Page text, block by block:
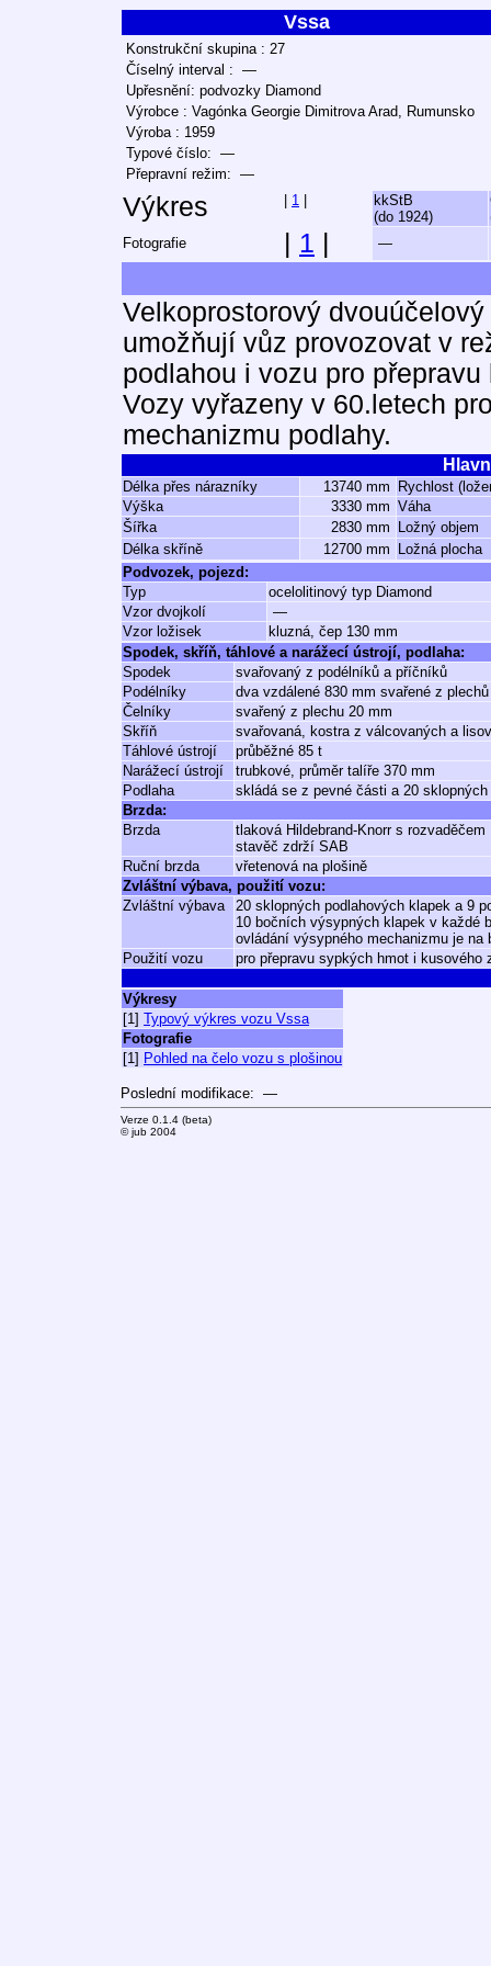
Vssa
Konstrukční skupina : 27
Číselný interval : —
Upřesnění: podvozky Diamond
Výrobce : Vagónka Georgie Dimitrova Arad, Rumunsko
Výroba : 1959
Typové číslo: —
Přepravní režim: —
Výkres 1
kkStB
(do 1924)
Fotografie
1 —
Velkoprostorový
umožňují vůz provozovat v
podlahou i vozu pro
Vozy vyřazeny v 60.letech
mechanizmu podlahy.
Délka přes nárazníky 13740 mm
Rychlost
Výška
3330 mm Váha
Šířka
2830 mm
Ložný objem
Délka skříně
12700 mm
Ložná plocha
Podvozek, pojezd:
Typ
ocelolitinový typ Diamond
Vzor dvojkolí
—
Vzor ložisek
kluzná, čep 130 mm
Spodek, skříň, táhlové a narážecí ústrojí, podlaha:
Spodek
svařovaný z podélníků a příčníků
Podélníky
dva vzdálené 830 mm svařené z
Čelníky
svařený z plechu 20 mm
Skříň
svařovaná, kostra z válcovaných a
Táhlové ústrojí
průběžné 85 t
Narážecí ústrojí
trubkové, průměr talíře 370 mm
Podlaha
skládá se z pevné části a 20
Brzda:
Brzda
tlaková Hildebrand-Knorr s
stavěč zdrží SAB
Ruční brzda
vřetenová na plošině
Zvláštní výbava, použití vozu:
Zvláštní výbava
20 sklopných podlahových klapek a 9
10 bočních výsypných klapek v každé
ovládání výsypného mechanizmu je na
Použití vozu
pro přepravu sypkých hmot i kusového
Výkresy
[1] Typový výkres vozu Vssa
Fotografie
[1] Pohled na čelo vozu s plošinou
Poslední modifikace: —
Verze 0.1.4 (beta)
© jub 2004